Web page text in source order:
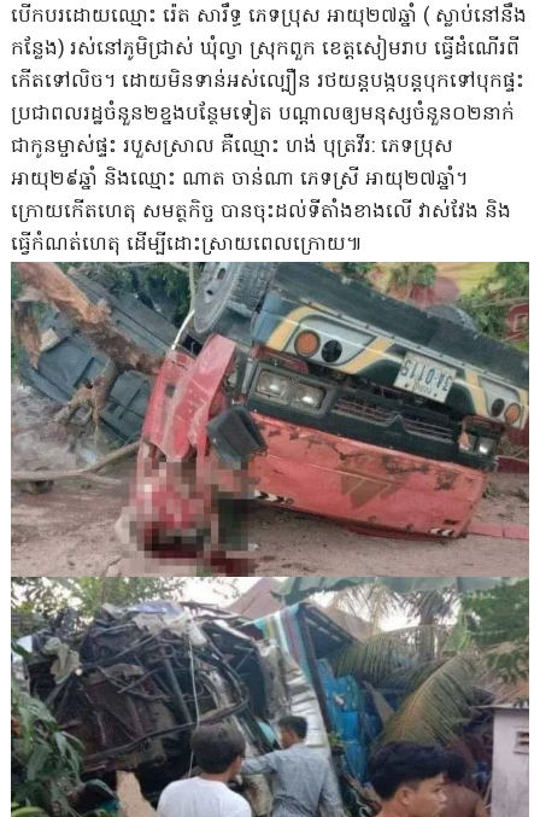
បើកបរដោយឈ្មោះ រ៉េត សារឹទ្ធ ភេទប្រុស អាយុ២៧ឆ្នាំ ( ស្លាប់នៅនឹង
កន្លែង) រស់នៅភូមិជ្រាស់ ឃុំល្វា ស្រុកពួក ខេត្តសៀមរាប ធ្វើដំណើរពី
កើតទៅលិច។ ដោយមិនទាន់អស់ល្បឿន រថយន្តបង្កបន្តបុកទៅបុកផ្ទះ
ប្រជាពលរដ្ឋចំនួន២ខ្នងបន្ថែមទៀត បណ្ដាលឲ្យមនុស្សចំនួន០២នាក់
ជាកូនម្ចាស់ផ្ទះ របួសស្រាល គឺឈ្មោះ ហង់ បុត្រវីរ: ភេទប្រុស
អាយុ២៩ឆ្នាំ និងឈ្មោះ ណាត ចាន់ណា ភេទស្រី អាយុ២៧ឆ្នាំ។
ក្រោយកើតហេតុ សមត្ថកិច្ច បានចុះដល់ទីតាំងខាងលើ វាស់វែង និង
ធ្វើកំណត់ហេតុ ដើម្បីដោះស្រាយពេលក្រោយ៕